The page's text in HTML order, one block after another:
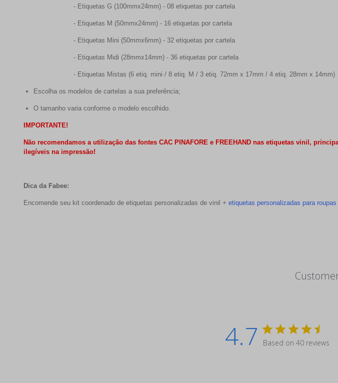
- Etiquetas G (100mmx24mm) - 08 etiquetas por cartela
- Etiquetas M (50mmx24mm) - 16 etiquetas por cartela
- Etiquetas Mini (50mmx6mm) - 32 etiquetas por cartela
- Etiquetas Midi (28mmx14mm) - 36 etiquetas por cartela
- Etiquetas Mistas (6 etiq. mini / 8 etiq. M / 3 etiq. 72mm x 17mm / 4 etiq. 28mm x 14mm)
Escolha os modelos de cartelas a sua preferência;
O tamanho varia conforme o modelo escolhido.
IMPORTANTE!
Não recomendamos a utilização das fontes CAC PINAFORE e FREEHAND nas etiquetas vinil,
ilegíveis na impressão!
Dica da Fabee:
Encomende seu kit coordenado de etiquetas personalizadas de vinil + etiquetas personalizadas para
4.7 Based on 40 reviews